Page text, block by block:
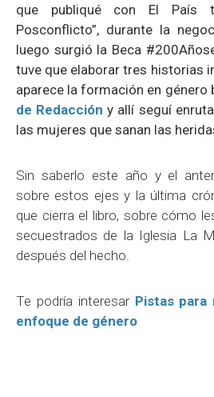
que publiqué con El País
Posconflicto”, durante la
luego surgió la Beca
tuve que elaborar tres historias
aparece la formación en género
de Redacción y allí seguí
las mujeres que sanan las
Sin saberlo este año y el
sobre estos ejes y la última
que cierra el libro, sobre cómo
secuestrados de la Iglesia La
después del hecho.
Te podría interesar Pistas
enfoque de género